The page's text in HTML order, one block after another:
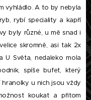
vyhládlo. A to by nebyla
rybí speciality a kapří
byly různé, u mě snad i
skromně, asi tak 2x
Světa, nedaleko mola
spíše bufet, který
u nich jsou vždy
koukat a přitom